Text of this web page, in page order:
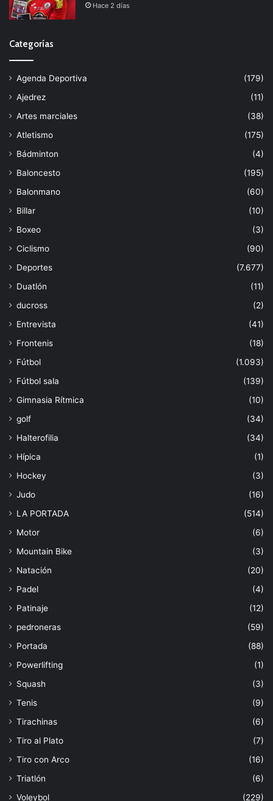
Hace 2 días
Categorías
Agenda Deportiva
(179)
Ajedrez
(11)
Artes marciales
(38)
Atletismo
(175)
Bádminton
(4)
Baloncesto
(195)
Balonmano
(60)
Billar
(10)
Boxeo
(3)
Ciclismo
(90)
Deportes
(7.677)
Duatlón
(11)
ducross
(2)
Entrevista
(41)
Frontenis
(18)
Fútbol
(1.093)
Fútbol sala
(139)
Gimnasia Rítmica
(10)
golf
(34)
Halterofilia
(34)
Hípica
(1)
Hockey
(3)
Judo
(16)
LA PORTADA
(514)
Motor
(6)
Mountain Bike
(3)
Natación
(20)
Padel
(4)
Patinaje
(12)
pedroneras
(59)
Portada
(88)
Powerlifting
(1)
Squash
(3)
Tenis
(9)
Tirachinas
(6)
Tiro al Plato
(7)
Tiro con Arco
(16)
Triatlón
(6)
Voleybol
(229)